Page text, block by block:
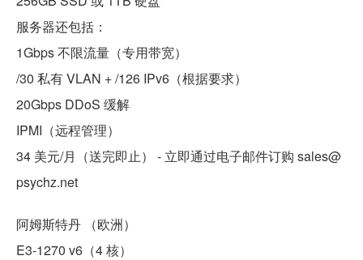
服务器还包括：
1Gbps 不限流量（专用带宽）
/30 私有 VLAN + /126 IPv6（根据要求）
20Gbps DDoS 缓解
IPMI（远程管理）
34 美元/月（送完即止） - 立即通过电子邮件订购 sales@
psychz.net
阿姆斯特丹 （欧洲）
E3-1270 v6（4 核）